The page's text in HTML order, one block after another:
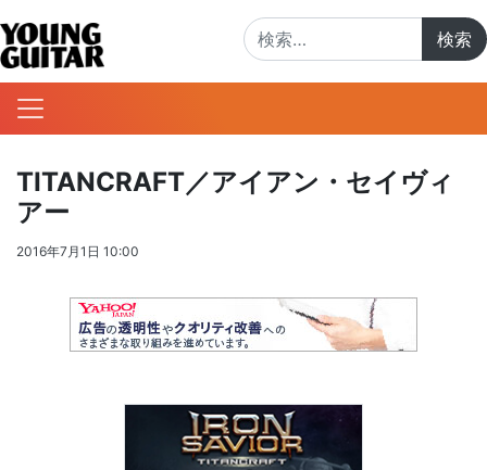
TITANCRAFT／アイアン・セイヴィ
アー
2016年7月1日 10:00